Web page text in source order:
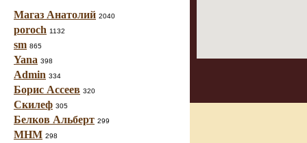
Магаз Анатолий 2040
poroch 1132
sm 865
Yana 398
Admin 334
Борис Ассеев 320
Скилеф 305
Белков Альберт 299
МНМ 298